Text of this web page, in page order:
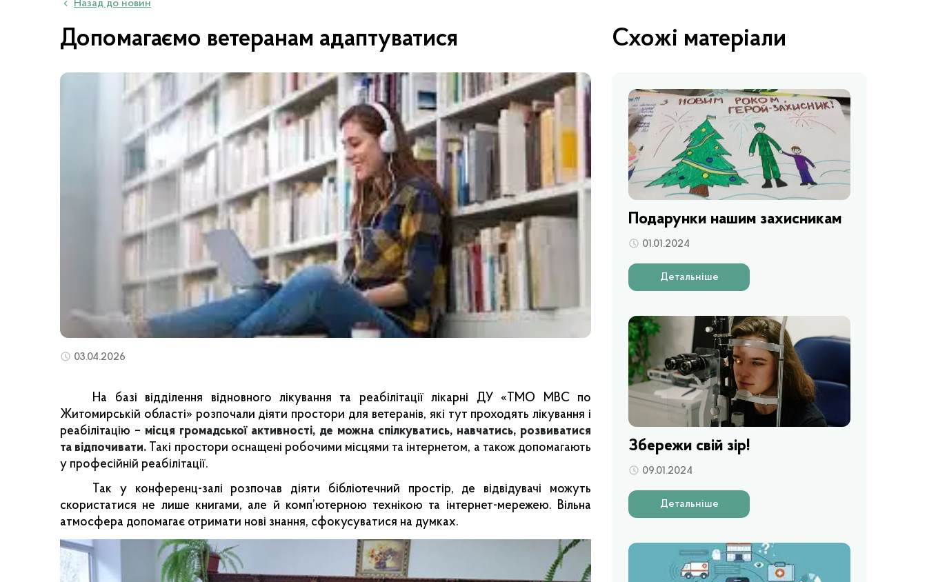
Назад до новин
Допомагаємо ветеранам адаптуватися Схожі матеріали
03.04.2026
На базі відділення відновного лікування та реабілітації лікарні ДУ «ТМО МВС по
Житомирській області» розпочали діяти простори для ветеранів, які тут проходять лікування і
реабілітацію – місця громадської активності, де можна спілкуватись, навчатись, розвиватися
та відпочивати. Такі простори оснащені робочими місцями та інтернетом, а також допомагають
у професійній реабілітації.
Так у конференц-залі розпочав діяти бібліотечний простір, де відвідувачі можуть
скористатися не лише книгами, але й комп’ютерною технікою та інтернет-мережею. Вільна
атмосфера допомагає отримати нові знання, сфокусуватися на думках.
Подарунки нашим захисникам
01.01.2024
Детальніше
Збережи свій зір!
09.01.2024
Детальніше